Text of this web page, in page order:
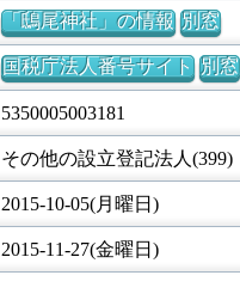
「鴟尾神社」の情報 別窓
国税庁法人番号サイト 別窓
5350005003181
その他の設立登記法人(399)
2015-10-05(月曜日)
2015-11-27(金曜日)